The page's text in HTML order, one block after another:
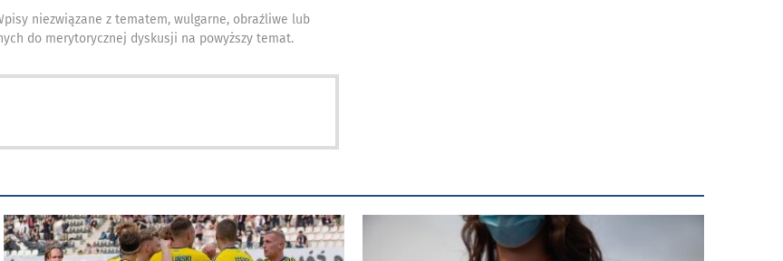
niezwiązane z tematem, wulgarne, obraźliwe lub
do merytorycznej dyskusji na powyższy temat.